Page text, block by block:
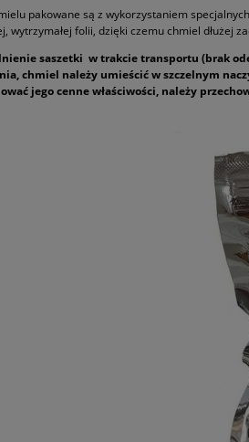
pakowane są z wykorzystaniem
wytrzymałej folii, dzięki czemu chmiel dłużej
saszetki w trakcie transportu (brak
chmiel należy umieścić w szczelnym
jego cenne właściwości, należy